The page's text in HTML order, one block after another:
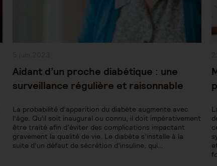
Aidant d’un proche diabétique : une
surveillance régulière et raisonnable
La probabilité d’apparition du diabète augmente avec
l’âge. Qu’il soit inaugural ou connu, il doit impérativement
être traité afin d’éviter des complications impactant
gravement la qualité de vie. Le diabète s’installe à la
suite d’un défaut de sécrétion d’insuline, qui…